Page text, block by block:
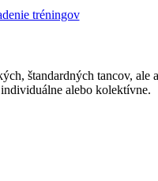
tréningov
štandardných tancov,
alebo kolektívne.